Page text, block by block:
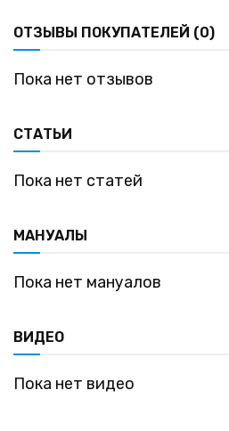
ОТЗЫВЫ ПОКУПАТЕЛЕЙ (0)
Пока нет отзывов
СТАТЬИ
Пока нет статей
МАНУАЛЫ
Пока нет мануалов
ВИДЕО
Пока нет видео